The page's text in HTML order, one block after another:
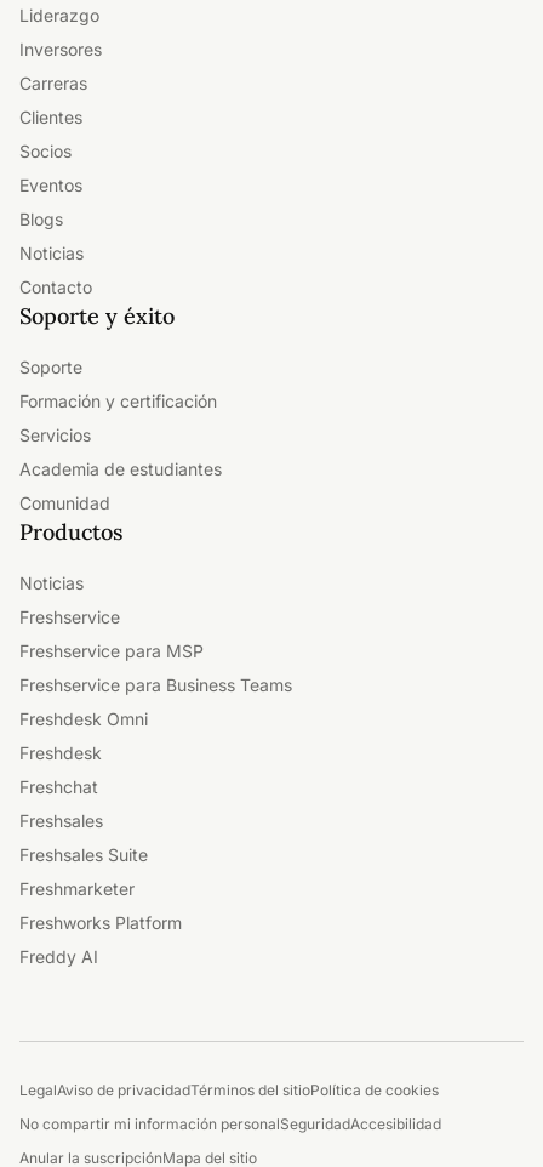
Liderazgo
Inversores
Carreras
Clientes
Socios
Eventos
Blogs
Noticias
Contacto
Soporte y éxito
Soporte
Formación y certificación
Servicios
Academia de estudiantes
Comunidad
Productos
Noticias
Freshservice
Freshservice para MSP
Freshservice para Business Teams
Freshdesk Omni
Freshdesk
Freshchat
Freshsales
Freshsales Suite
Freshmarketer
Freshworks Platform
Freddy AI
LegalAviso de privacidadTérminos del sitioPolítica de cookies
No compartir mi información personalSeguridadAccesibilidad
Anular la suscripciónMapa del sitio